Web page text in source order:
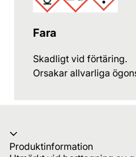
Fara
Skadligt vid förtäring.
Orsakar allvarliga
Produktinformation